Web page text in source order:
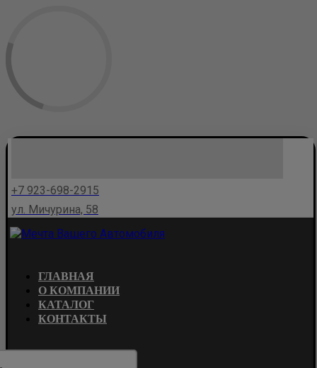
+7 923-698-2915
ул. Мичурина, 58
ГЛАВНАЯ
О КОМПАНИИ
КАТАЛОГ
КОНТАКТЫ